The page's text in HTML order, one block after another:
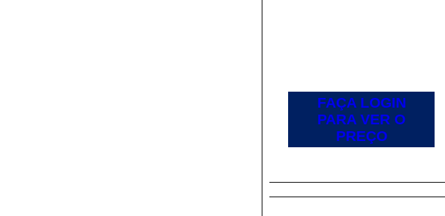
FAÇA LOGIN
PARA VER O
PREÇO